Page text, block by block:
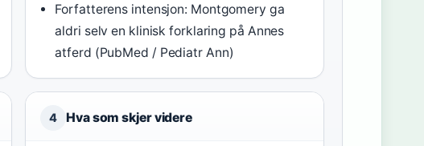
Forfatterens intensjon: Montgomery ga
aldri selv en klinisk forklaring på Annes
atferd (PubMed / Pediatr Ann)
4 Hva som skjer videre